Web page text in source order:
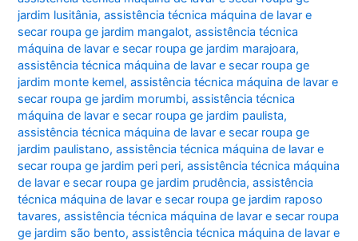
jardim lusitânia,assistência técnica máquina de lavar e
secar roupa ge jardim mangalot,assistência técnica
máquina de lavar e secar roupa ge jardim marajoara,
assistência técnica máquina de lavar e secar roupa ge
jardim monte kemel,assistência técnica máquina de lavar e
secar roupa ge jardim morumbi,assistência técnica
máquina de lavar e secar roupa ge jardim paulista,
assistência técnica máquina de lavar e secar roupa ge
jardim paulistano,assistência técnica máquina de lavar e
secar roupa ge jardim peri peri,assistência técnica máquina
de lavar e secar roupa ge jardim prudência,assistência
técnica máquina de lavar e secar roupa ge jardim raposo
tavares,assistência técnica máquina de lavar e secar roupa
ge jardim são bento,assistência técnica máquina de lavar e